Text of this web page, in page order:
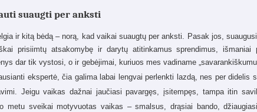
suaugti per anksti
ir kitą bėdą – norą, kad vaikai suaugtų per anksti. Pasak jos,
prisiimtų atsakomybę ir darytų atitinkamus sprendimus,
dar tik vystosi, o ir gebėjimai, kuriuos mes vadiname
ekspertė, čia galima labai lengvai perlenkti lazdą, nes per didelis
Jeigu vaikas dažnai jaučiasi pavargęs, įsitempęs, tampa itin
metu sveikai motyvuotas vaikas – smalsus, drąsiai bando,